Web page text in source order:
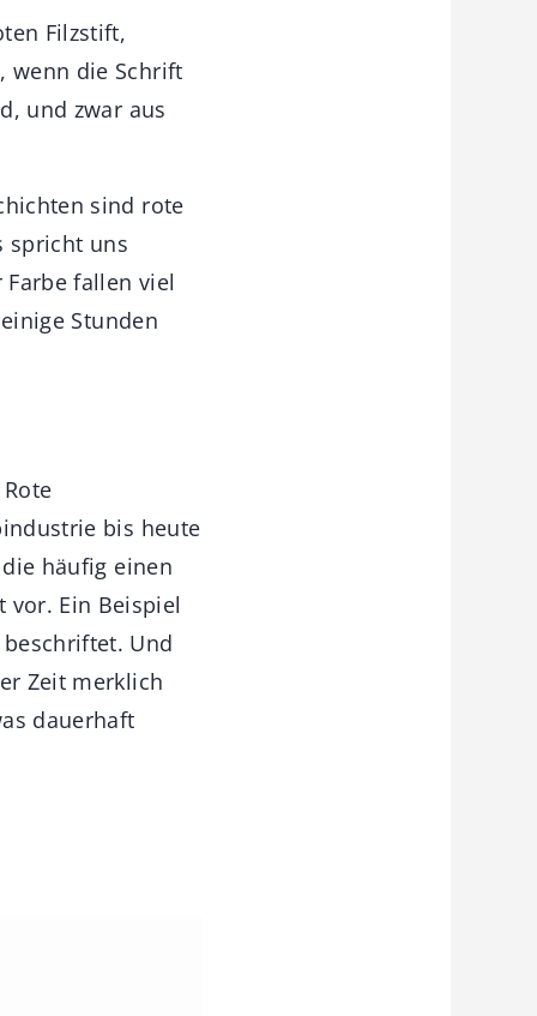
Filzstift,
wenn die Schrift
und zwar aus
sind rote
spricht uns
fallen viel
Stunden
bis heute
häufig einen
vor. Ein Beispiel
Und
Zeit merklich
dauerhaft